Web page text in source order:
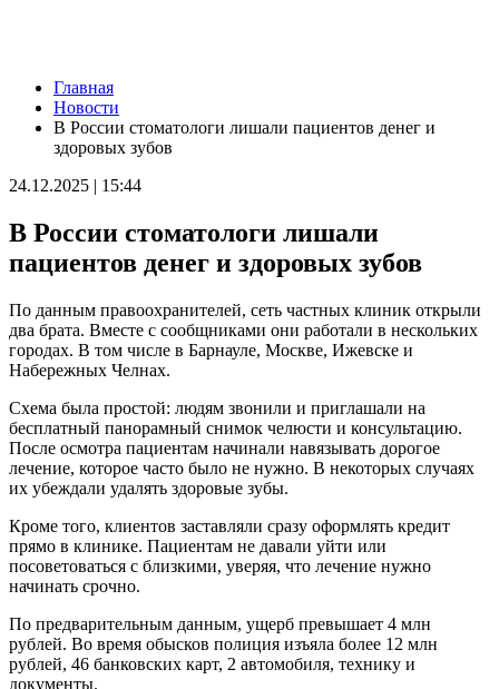
Аномальная жара спадет: какая погода будет 10 августа в
Самарской области
10.08.2026 | 07:15
В Самаре представят последнюю книгу Виталия Стадникова о
09.08.2026 | 22:05
09.08.2026 | 21:47
Эксперт рассказал, как мошенники используют старые сим-
карты
В Тольятти восстановили движение на дорогах после падения
деревьев
09.08.2026 | 21:04
Персеиды и парад планет: какие астрономические явления
09.08.2026 | 20:59
В России могут сократить срок оплаты штрафов для авто с
иностранными номерами
09.08.2026 | 20:11
В Москве открыли фотовыставку о Самарской области
Поддержка предпринимателей, авиационный кластер и День
строителя. Спецрепортаж
09.08.2026 | 20:00
Самарцев предупредили о временных перебоях с
09.08.2026 | 19:26
Жителей Самарской области предупредили о тумане и
порывистом ветре 10 августа
Главная
Новости
В России стоматологи лишали пациентов денег и
здоровых зубов
24.12.2025 | 15:44
В России стоматологи лишали
пациентов денег и здоровых зубов
По данным правоохранителей, сеть частных клиник открыли
два брата. Вместе с сообщниками они работали в нескольких
городах. В том числе в Барнауле, Москве, Ижевске и
Набережных Челнах.
Схема была простой: людям звонили и приглашали на
бесплатный панорамный снимок челюсти и консультацию.
После осмотра пациентам начинали навязывать дорогое
лечение, которое часто было не нужно. В некоторых случаях
их убеждали удалять здоровые зубы.
Кроме того, клиентов заставляли сразу оформлять кредит
прямо в клинике. Пациентам не давали уйти или
посоветоваться с близкими, уверяя, что лечение нужно
начинать срочно.
По предварительным данным, ущерб превышает 4 млн
рублей. Во время обысков полиция изъяла более 12 млн
рублей, 46 банковских карт, 2 автомобиля, технику и
документы.